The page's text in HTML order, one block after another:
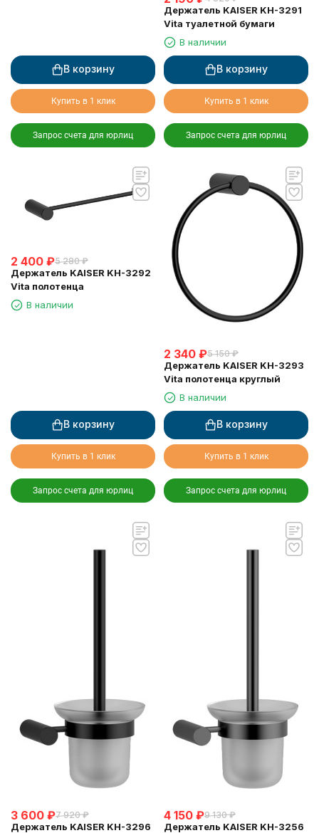
В корзину
Купить в 1 клик
Запрос счета для юрлиц
Держатель KAISER KH-3291
Vita туалетной бумаги
В наличии
В корзину
Купить в 1 клик
Запрос счета для юрлиц
2 400 ₽5 280 ₽
Держатель KAISER KH-3292
Vita полотенца
В наличии
В корзину
Купить в 1 клик
Запрос счета для юрлиц
2 340 ₽5 150 ₽
Держатель KAISER KH-3293
Vita полотенца круглый
В наличии
В корзину
Купить в 1 клик
Запрос счета для юрлиц
3 600 ₽7 920 ₽
Держатель KAISER KH-3296
4 150 ₽9 130 ₽
Держатель KAISER KH-3256